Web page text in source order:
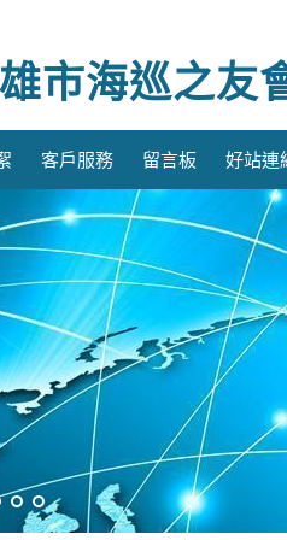
市海巡之友
客戶服務 留言板 好站連